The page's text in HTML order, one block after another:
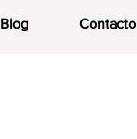
Blog Contacto